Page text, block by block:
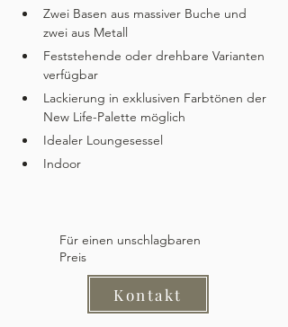
Zwei Basen aus massiver Buche und
zwei aus Metall
Feststehende oder drehbare Varianten
verfügbar
Lackierung in exklusiven Farbtönen der
New Life-Palette möglich
Idealer Loungesessel
Indoor
Für einen unschlagbaren
Preis
Kontakt